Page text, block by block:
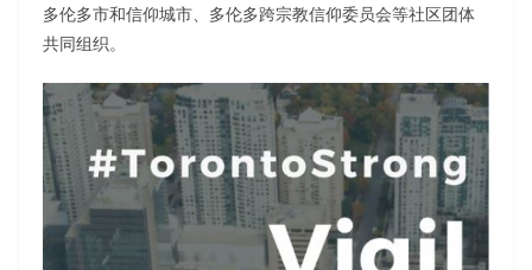
多伦多市和信仰城市、多伦多跨宗教信仰委员会等社区团体
共同组织。